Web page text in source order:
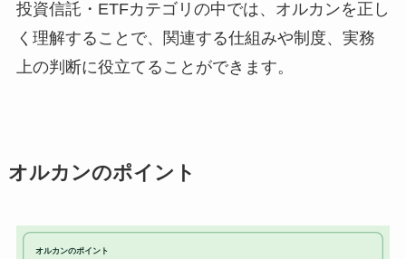
投資信託・ETFカテゴリの中では、オルカンを正し
く理解することで、関連する仕組みや制度、実務
上の判断に役立てることができます。
オルカンのポイント
オルカンのポイント